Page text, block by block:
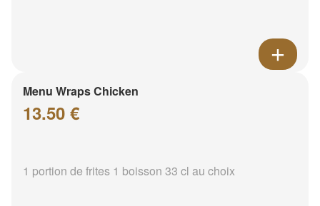
Menu Wraps Chicken
13.50 €
1 portion de frites 1 boisson 33 cl au choix